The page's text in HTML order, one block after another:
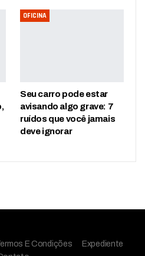
OFICINA
Seu carro pode estar
avisando algo grave: 7
ruídos que você jamais
deve ignorar
E Condições
Expediente